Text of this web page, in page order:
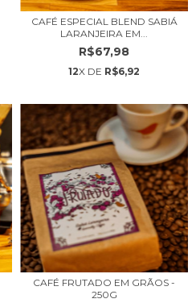
CAFÉ ESPECIAL BLEND SABIÁ
LARANJEIRA EM...
R$67,98
12X DE R$6,92
CAFÉ FRUTADO EM GRÃOS -
250G